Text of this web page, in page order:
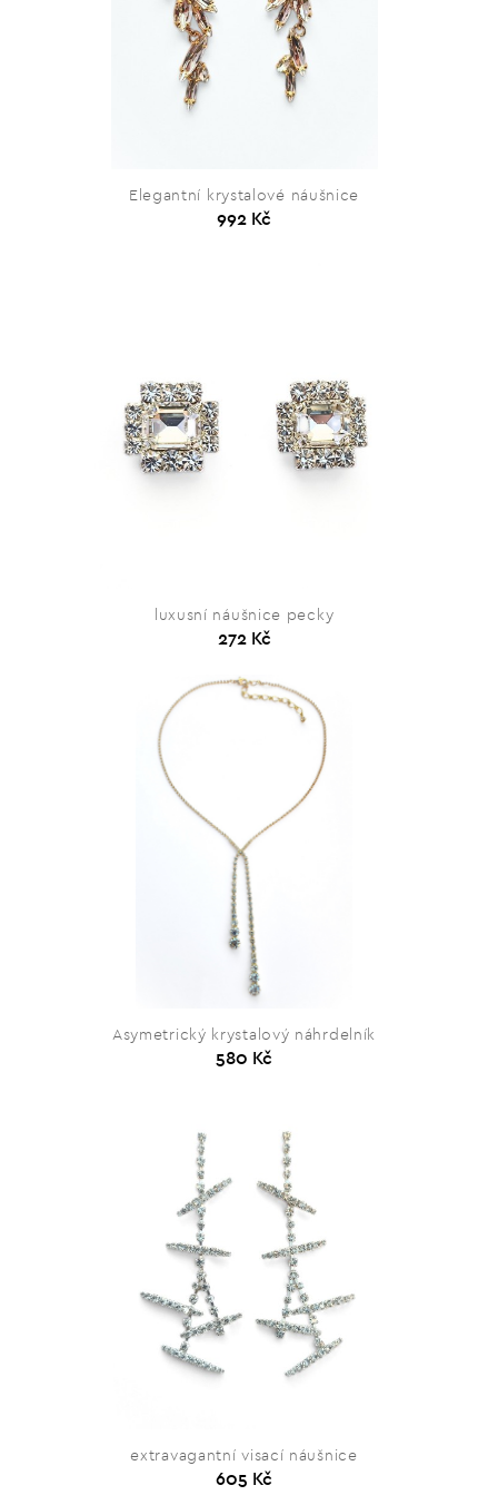
Elegantní krystalové náušnice
992 Kč
luxusní náušnice pecky
272 Kč
Asymetrický krystalový náhrdelník
580 Kč
extravagantní visací náušnice
605 Kč